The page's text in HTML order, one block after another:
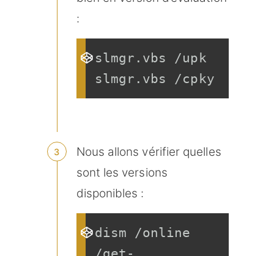
:
slmgr.vbs /upk
slmgr.vbs /cpky
Nous allons vérifier quelles
sont les versions
disponibles :
dism /online